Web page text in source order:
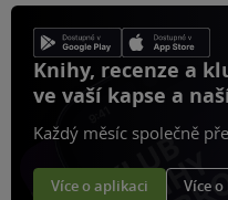
Knihy, recenze a
ve vaší kapse a
Každý měsíc společně
Více o aplikaci Více